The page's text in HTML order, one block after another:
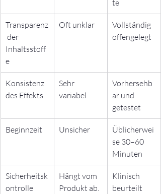
te
Transparenz
der
Inhaltsstoff
e
Oft unklar
Vollständig
offengelegt
Konsistenz
des Effekts
Sehr
variabel
Vorhersehb
ar und
getestet
Beginnzeit Unsicher
Üblicherwei
se 30–60
Minuten
Sicherheitsk
ontrolle
Hängt vom
Produkt ab.
Klinisch
beurteilt